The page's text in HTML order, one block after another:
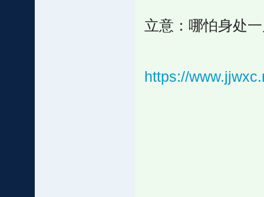
立意：哪怕身处
https://